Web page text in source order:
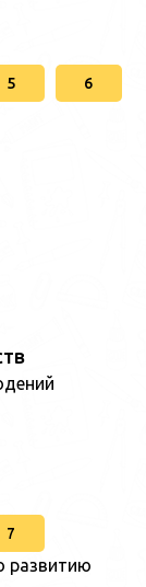
5 6
7
развитию